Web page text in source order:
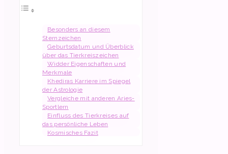
Besonders an diesem
Sternzeichen
Geburtsdatum und Überblick
über das Tierkreiszeichen
Widder Eigenschaften und
Merkmale
Khediras Karriere im Spiegel
der Astrologie
Vergleiche mit anderen Aries-
Sportlern
Einfluss des Tierkreises auf
das persönliche Leben
Kosmisches Fazit